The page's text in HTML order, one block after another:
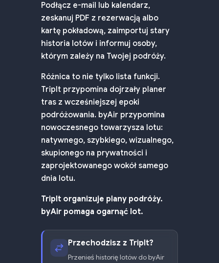
Podłącz e-mail lub kalendarz,
zeskanuj PDF z rezerwacją albo
kartę pokładową, zaimportuj stary
historia lotów i informuj osoby,
którym zależy na Twojej podróży.
Różnica to nie tylko lista funkcji.
TripIt przypomina dojrzały planer
tras z wcześniejszej epoki
podróżowania. byAir przypomina
nowoczesnego towarzysza lotu:
natywnego, szybkiego, wizualnego,
skupionego na prywatności i
zaprojektowanego wokół samego
dnia lotu.
TripIt organizuje plany podróży.
byAir pomaga ogarnąć lot.
Przechodzisz z TripIt?
Przenieś historię lotów do byAir